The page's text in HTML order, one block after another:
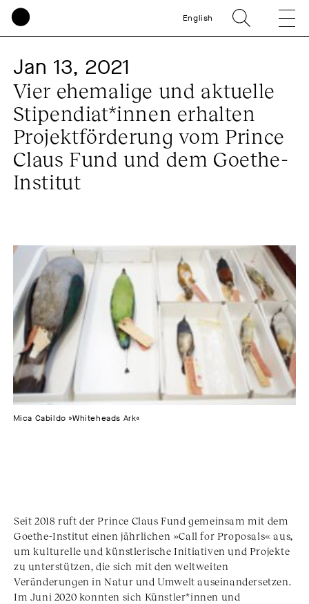
English
Jan 13, 2021
Vier ehemalige und aktuelle
Stipendiat*innen erhalten
Projektförderung vom Prince
Claus Fund und dem Goethe-
Institut
Mica Cabildo »Whiteheads Ark«
Seit 2018 ruft der Prince Claus Fund gemeinsam mit dem
Goethe-Institut einen jährlichen »Call for Proposals« aus,
um kulturelle und künstlerische Initiativen und Projekte
zu unterstützen, die sich mit den weltweiten
Veränderungen in Natur und Umwelt auseinandersetzen.
Im Juni 2020 konnten sich Künstler*innen und